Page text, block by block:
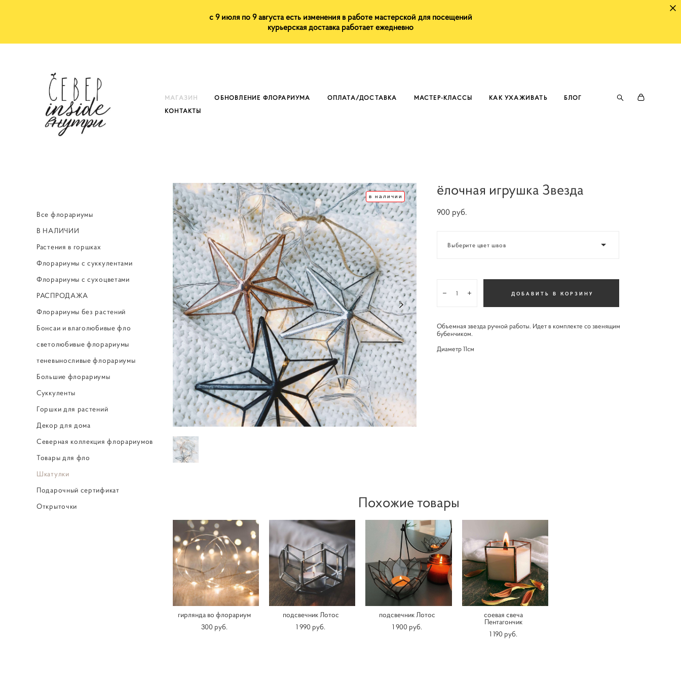
с 9 июля по 9 августа есть изменения в работе мастерской для посещений
курьерская доставка работает ежедневно
МАГАЗИН ОБНОВЛЕНИЕ ФЛОРАРИУМА ОПЛАТА/ДОСТАВКА МАСТЕР-КЛАССЫ КАК УХАЖИВАТЬ
БЛОГ
КОНТАКТЫ
Все флорариумы
В НАЛИЧИИ
Растения в горшках
Флорариумы с суккулентами
Флорариумы с сухоцветами
РАСПРОДАЖА
Флорариумы без растений
Бонсаи и влаголюбивые фло
светолюбивые флорариумы
теневыносливые флорариумы
Большие флорариумы
Суккуленты
Горшки для растений
Декор для дома
Северная коллекция флорариумов
Товары для фло
Шкатулки
Подарочный сертификат
Открыточки
в наличии ёлочная игрушка Звезда
900 pуб.
Выберите цвет швов
ДОБАВИТЬ В КОРЗИНУ
Объемная звезда ручной работы. Идет в комплекте со звенящим
бубенчиком.
Диаметр 11см
Похожие товары
гирлянда во флорариум
300 pуб.
подсвечник Лотос
1 990 pуб.
подсвечник Лотос
1 900 pуб.
соевая свеча
Пентагончик
1 190 pуб.